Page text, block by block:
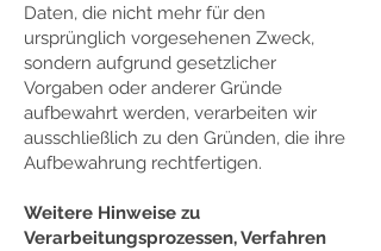
Daten, die nicht mehr für den
ursprünglich vorgesehenen Zweck,
sondern aufgrund gesetzlicher
Vorgaben oder anderer Gründe
aufbewahrt werden, verarbeiten wir
ausschließlich zu den Gründen, die ihre
Aufbewahrung rechtfertigen.
Weitere Hinweise zu
Verarbeitungsprozessen, Verfahren